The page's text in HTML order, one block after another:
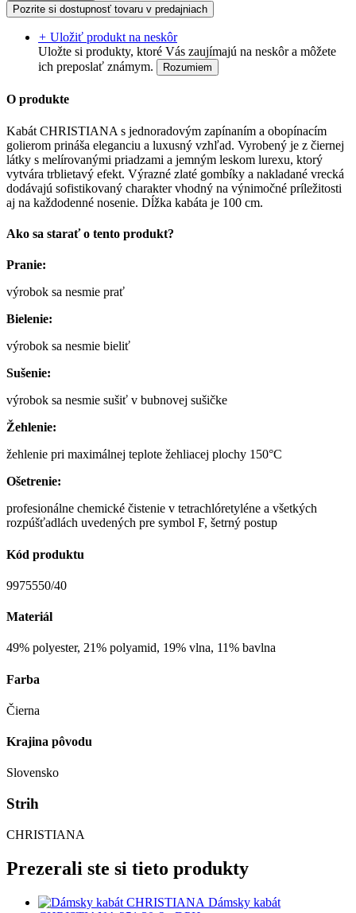
Pozrite si dostupnosť tovaru v predajniach
+ Uložiť produkt na neskôr
Uložte si produkty, ktoré Vás zaujímajú na neskôr a môžete
ich preposlať známym.
Rozumiem
O produkte
Kabát CHRISTIANA s jednoradovým zapínaním a obopínacím
golierom prináša eleganciu a luxusný vzhľad. Vyrobený je z čiernej
látky s melírovanými priadzami a jemným leskom lurexu, ktorý
vytvára trblietavý efekt. Výrazné zlaté gombíky a nakladané vrecká
dodávajú sofistikovaný charakter vhodný na výnimočné príležitosti
aj na každodenné nosenie. Dĺžka kabáta je 100 cm.
Ako sa starať o tento produkt?
Pranie:
výrobok sa nesmie prať
Bielenie:
výrobok sa nesmie bieliť
Sušenie:
výrobok sa nesmie sušiť v bubnovej sušičke
Žehlenie:
žehlenie pri maximálnej teplote žehliacej plochy 150°C
Ošetrenie:
profesionálne chemické čistenie v tetrachlóretyléne a všetkých
rozpúšťadlách uvedených pre symbol F, šetrný postup
Kód produktu
9975550/40
Materiál
49% polyester, 21% polyamid, 19% vlna, 11% bavlna
Farba
Čierna
Krajina pôvodu
Slovensko
Strih
CHRISTIANA
Prezerali ste si tieto produkty
Dámsky kabát